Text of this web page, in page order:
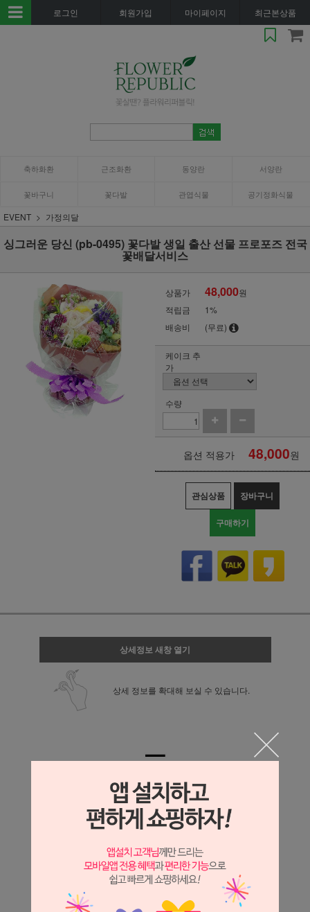
로그인 회원가입 마이페이지 최근본상품
축하화환 근조화환 동양란 서양란
꽃바구니 꽃다발 관엽식물 공기정화식물
EVENT 가정의달
싱그러운 당신 (pb-0495) 꽃다발 생일 출산 선물 프로포즈 전국
꽃배달서비스
상품가 48,000원
적립금
1%
배송비
(무료)
케이크 추
가
수량
옵션 적용가 48,000원
관심상품 장바구니
구매하기
상세정보 새창 열기
상세 정보를 확대해 보실 수 있습니다.